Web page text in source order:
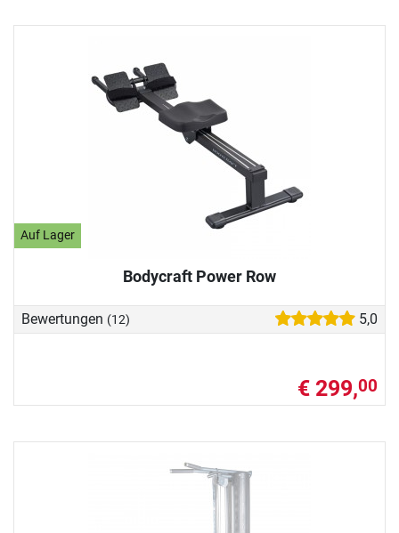
Auf Lager
Bodycraft Power Row
Bewertungen (12) 5,0
€ 299,00